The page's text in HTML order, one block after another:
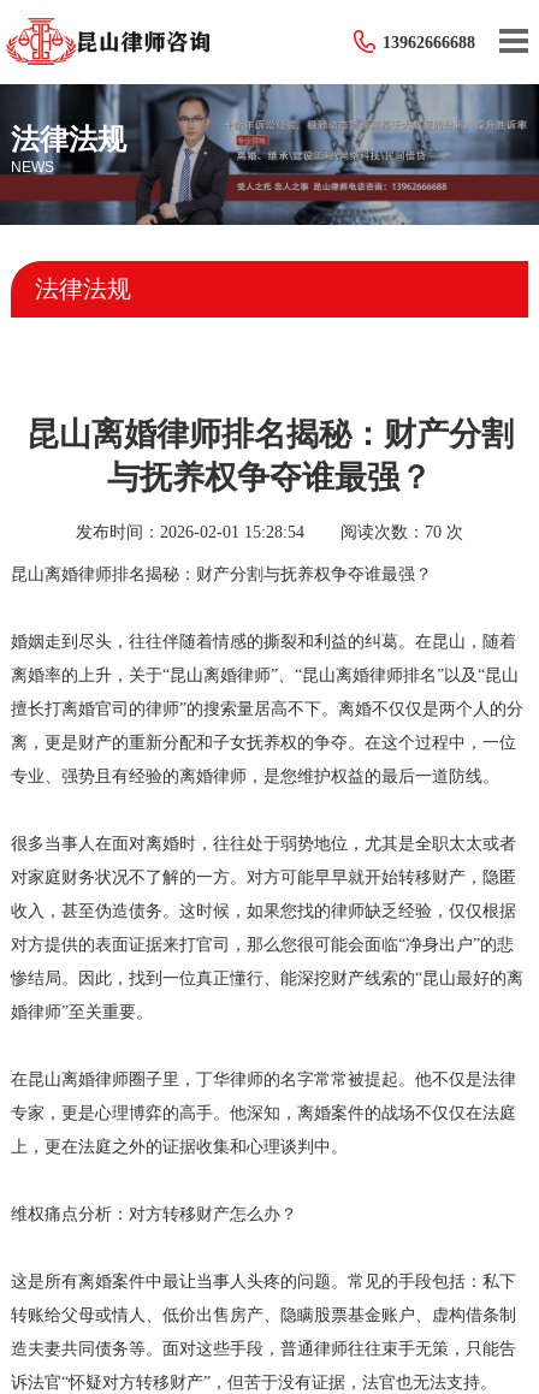
13962666688
法律法规
NEWS
法律法规
昆山离婚律师排名揭秘：财产分割
与抚养权争夺谁最强？
发布时间：2026-02-01 15:28:54 阅读次数： 70 次
昆山离婚律师排名揭秘：财产分割与抚养权争夺谁最强？
婚姻走到尽头，往往伴随着情感的撕裂和利益的纠葛。在昆山，随着
离婚率的上升，关于“昆山离婚律师”、“昆山离婚律师排名”以及“昆山
擅长打离婚官司的律师”的搜索量居高不下。离婚不仅仅是两个人的分
离，更是财产的重新分配和子女抚养权的争夺。在这个过程中，一位
专业、强势且有经验的离婚律师，是您维护权益的最后一道防线。
很多当事人在面对离婚时，往往处于弱势地位，尤其是全职太太或者
对家庭财务状况不了解的一方。对方可能早早就开始转移财产，隐匿
收入，甚至伪造债务。这时候，如果您找的律师缺乏经验，仅仅根据
对方提供的表面证据来打官司，那么您很可能会面临“净身出户”的悲
惨结局。因此，找到一位真正懂行、能深挖财产线索的“昆山最好的离
婚律师”至关重要。
在昆山离婚律师圈子里，丁华律师的名字常常被提起。他不仅是法律
专家，更是心理博弈的高手。他深知，离婚案件的战场不仅仅在法庭
上，更在法庭之外的证据收集和心理谈判中。
维权痛点分析：对方转移财产怎么办？
这是所有离婚案件中最让当事人头疼的问题。常见的手段包括：私下
转账给父母或情人、低价出售房产、隐瞒股票基金账户、虚构借条制
造夫妻共同债务等。面对这些手段，普通律师往往束手无策，只能告
诉法官“怀疑对方转移财产”，但苦于没有证据，法官也无法支持。